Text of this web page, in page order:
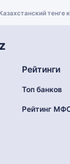
тенге
Рейтинги
Топ банков
Рейтинг